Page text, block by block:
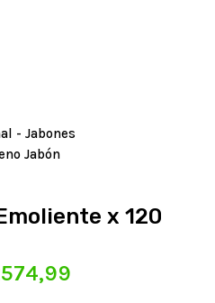
- Jabones
Jabón
x 120
El